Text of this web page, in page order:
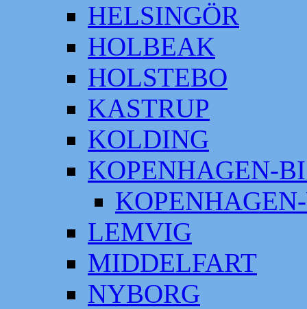
HELSINGÖR
HOLBEAK
HOLSTEBO
KASTRUP
KOLDING
KOPENHAGEN-
LEMVIG
MIDDELFART
NYBORG